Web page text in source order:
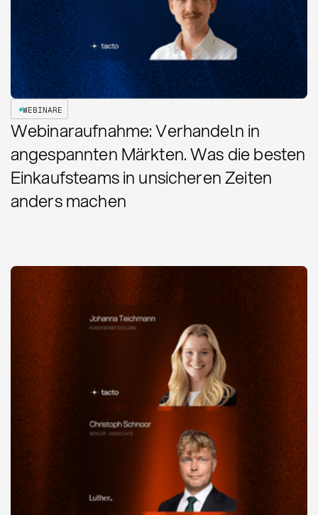
WEBINARE
Webinaraufnahme: Verhandeln in
angespannten Märkten. Was die besten
Einkaufsteams in unsicheren Zeiten
anders machen